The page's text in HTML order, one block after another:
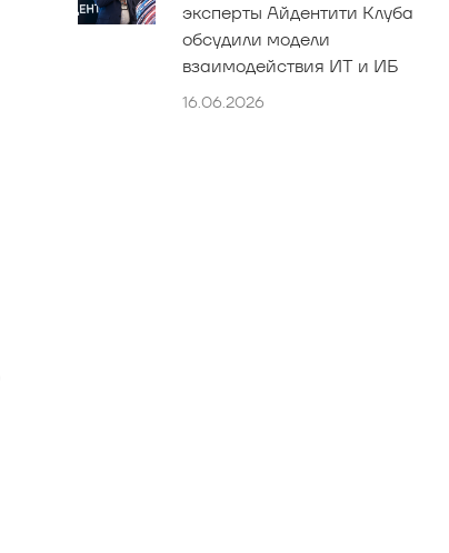
эксперты Айдентити Клуба
обсудили модели
взаимодействия ИТ и ИБ
16.06.2026